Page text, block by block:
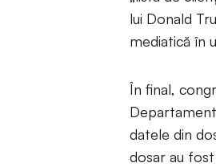
lui Donald
mediatică în
În final,
datele din
dosar au